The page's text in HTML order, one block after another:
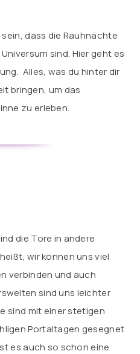
dass die Rauhnächte
sind. Hier geht es
Alles, was du hinter dir
bringen, um das
zu erleben.
die Tore in andere
wir können uns viel
verbinden und auch
sind uns leichter
sind mit einer stetigen
Portaltagen gesegnet
es auch so schon eine